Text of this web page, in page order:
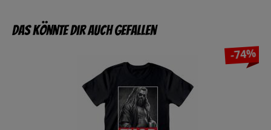
Das könnte dir auch gefallen
-74%